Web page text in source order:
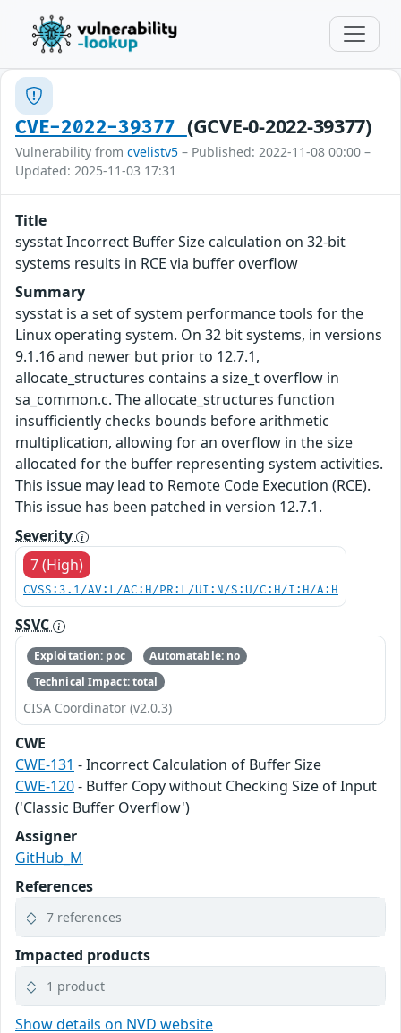
CVE-2022-39377 (GCVE-0-2022-39377)
Vulnerability from cvelistv5 – Published: 2022-11-08 00:00 –
Updated: 2025-11-03 17:31
Title
sysstat Incorrect Buffer Size calculation on 32-bit
systems results in RCE via buffer overflow
Summary
sysstat is a set of system performance tools for the
Linux operating system. On 32 bit systems, in versions
9.1.16 and newer but prior to 12.7.1,
allocate_structures contains a size_t overflow in
sa_common.c. The allocate_structures function
insufficiently checks bounds before arithmetic
multiplication, allowing for an overflow in the size
allocated for the buffer representing system activities.
This issue may lead to Remote Code Execution (RCE).
This issue has been patched in version 12.7.1.
Severity
7 (High)
CVSS:3.1/AV:L/AC:H/PR:L/UI:N/S:U/C:H/I:H/A:H
SSVC
Exploitation: poc
Automatable: no
Technical Impact: total
CISA Coordinator (v2.0.3)
CWE
CWE-131 - Incorrect Calculation of Buffer Size
CWE-120- Buffer Copy without Checking Size of Input
('Classic Buffer Overflow')
Assigner
GitHub_M
References
7 references
Impacted products
1 product
Show details on NVD website